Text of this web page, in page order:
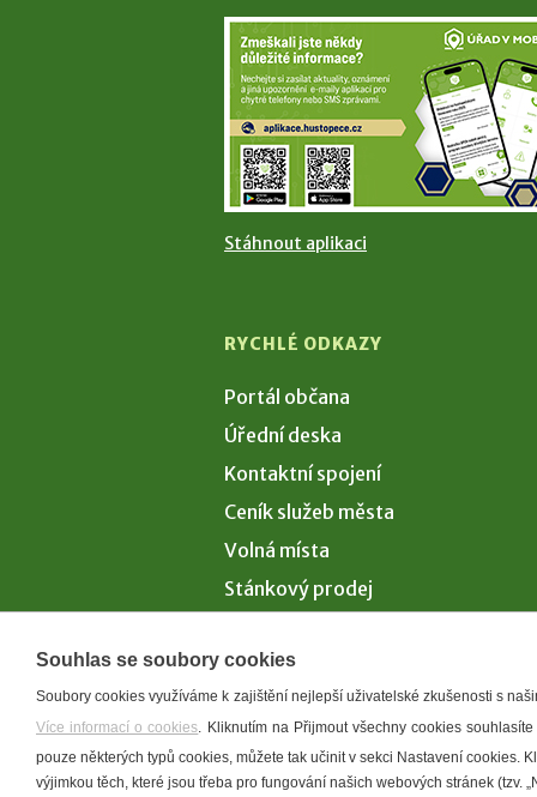
Stáhnout aplikaci
RYCHLÉ ODKAZY
Portál občana
Úřední deska
Kontaktní spojení
Ceník služeb města
Volná místa
Stánkový prodej
Souhlas se soubory cookies
Soubory cookies využíváme k zajištění nejlepší uživatelské zkušenosti s
Více informací o cookies. Kliknutím na Přijmout všechny cookies
pouze některých typů cookies, můžete tak učinit v sekci Nastavení cookies.
výjimkou těch, které jsou třeba pro fungování našich webových stránek (tzv.